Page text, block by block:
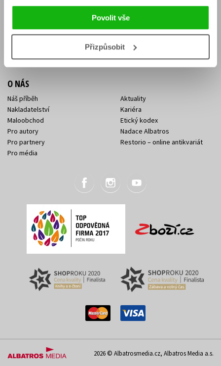
Povolit vše
Přizpůsobit
KONTAKTY
Sídlo společnosti
Kontakty Albatros Media
O NÁS
Náš příběh
Nakladatelství
Maloobchod
Pro autory
Pro partnery
Pro média
Aktuality
Kariéra
Etický kodex
Nadace Albatros
Restorio – online antikvariát
2026 © Albatrosmedia.cz, Albatros Media a.s.